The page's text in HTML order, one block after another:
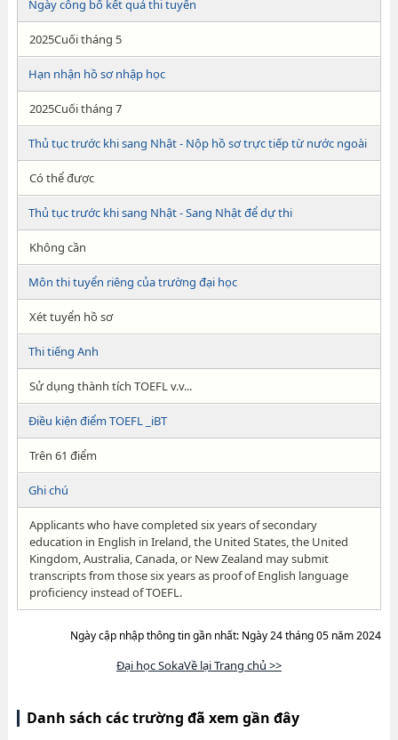
Ngày công bố kết quả thi tuyển
2025Cuối tháng 5
Hạn nhận hồ sơ nhập học
2025Cuối tháng 7
Thủ tục trước khi sang Nhật - Nộp hồ sơ trực tiếp từ nước ngoài
Có thể được
Thủ tục trước khi sang Nhật - Sang Nhật để dự thi
Không cần
Môn thi tuyển riêng của trường đại học
Xét tuyển hồ sơ
Thi tiếng Anh
Sử dụng thành tích TOEFL v.v...
Điều kiện điểm TOEFL _iBT
Trên 61 điểm
Ghi chú
Applicants who have completed six years of secondary
education in English in Ireland, the United States, the United
Kingdom, Australia, Canada, or New Zealand may submit
transcripts from those six years as proof of English language
proficiency instead of TOEFL.
Ngày cập nhập thông tin gần nhất: Ngày 24 tháng 05 năm 2024
Đại học SokaVề lại Trang chủ >>
Danh sách các trường đã xem gần đây